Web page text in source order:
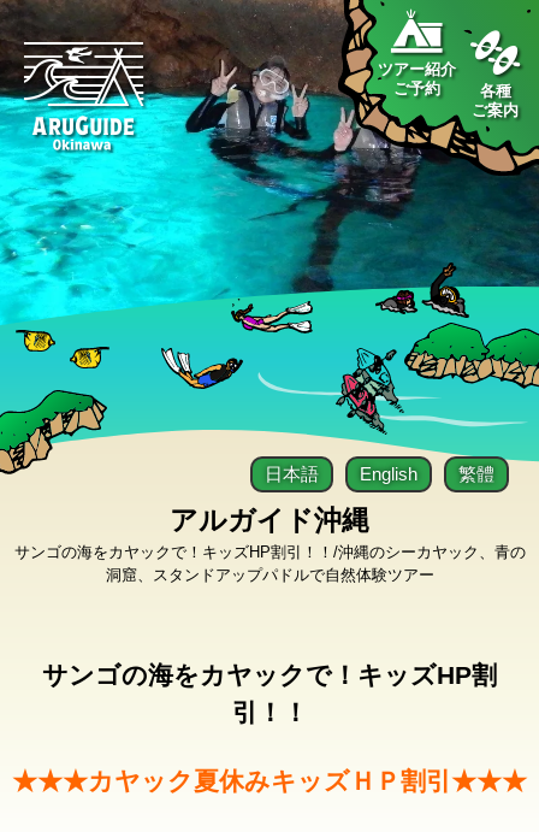
ツアー紹介
ご予約
各種
ご案内
アルガイド沖縄
サンゴの海をカヤックで！キッズHP割引！！/沖縄のシーカヤック、青の
洞窟、スタンドアップパドルで自然体験ツアー
日本語 English 繁體
サンゴの海をカヤックで！キッズHP割
引！！
★★★カヤック夏休みキッズＨＰ割引★★★